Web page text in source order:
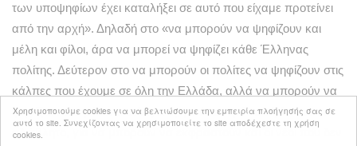
Χρησιμοποιούμε cookies για να βελτιώσουμε την εμπειρία πλοήγησής σας σε
αυτό το site. Συνεχίζοντας να χρησιμοποιείτε το site αποδέχεστε τη χρήση
cookies.
των υποψηφίων έχει καταλήξει σε αυτό που είχαμε προτείνει
από την αρχή». Δηλαδή στο «να μπορούν να ψηφίζουν και
μέλη και φίλοι, άρα να μπορεί να ψηφίζει κάθε Έλληνας
πολίτης. Δεύτερον στο να μπορούν οι πολίτες να ψηφίζουν στις
κάλπες που έχουμε σε όλη την Ελλάδα, αλλά να μπορούν να
ψηφίζουν και μέσω υπολογιστή, με έναν τρόπο αξιόπιστο και
αδιάβλητο, για να μπορούν να εκφραστούν και οι νέοι που δεν